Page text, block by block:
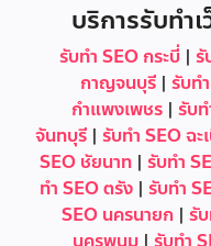
บริการรับทำ
รับทำ SEO กระบี่ | รั
กาญจนบุรี| รับท
กำแพงเพชร| รับ
จันทบุรี | รับทำ SEO ฉะ
SEO ชัยนาท | รับทำ
ทำ SEO ตรัง | รับทำ
SEO นครนายก | รั